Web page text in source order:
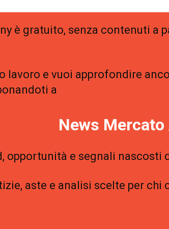
è gratuito, senza contenuti a
lavoro e vuoi approfondire
a
News
opportunità e segnali nascosti
aste e analisi scelte per